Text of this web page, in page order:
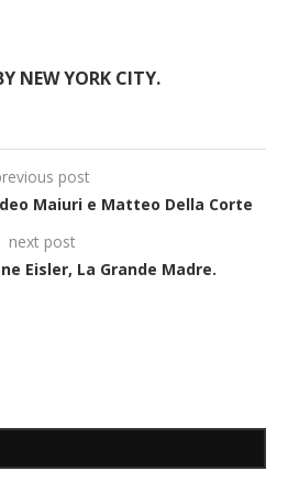
NEW YORK CITY.
post
Maiuri e Matteo Della Corte
next post
Eisler, La Grande Madre.